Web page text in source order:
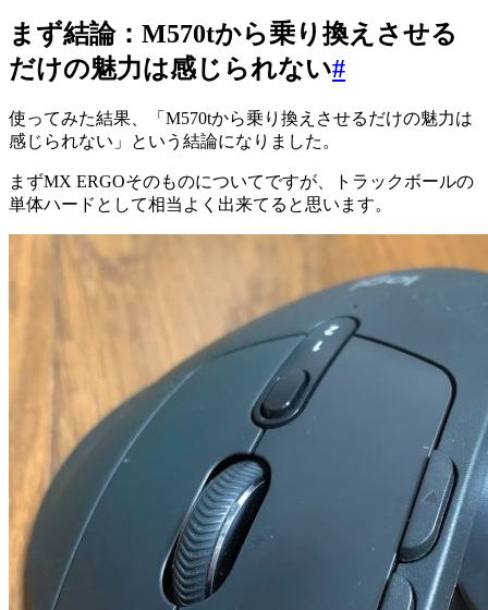
まず結論：M570tから乗り換えさせる
だけの魅力は感じられない#
使ってみた結果、「M570tから乗り換えさせるだけの魅力は
感じられない」という結論になりました。
まずMX ERGOそのものについてですが、トラックボールの
単体ハードとして相当よく出来てると思います。